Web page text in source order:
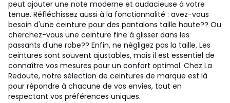
peut ajouter une note moderne et audacieuse à votre
tenue. Réfléchissez aussi à la fonctionnalité : avez-vous
besoin d'une ceinture pour des pantalons taille haute?? Ou
cherchez-vous une ceinture fine à glisser dans les
passants d'une robe?? Enfin, ne négligez pas la taille. Les
ceintures sont souvent ajustables, mais il est essentiel de
connaître vos mesures pour un confort optimal. Chez La
Redoute, notre sélection de ceintures de marque est là
pour répondre à chacune de vos envies, tout en
respectant vos préférences uniques.